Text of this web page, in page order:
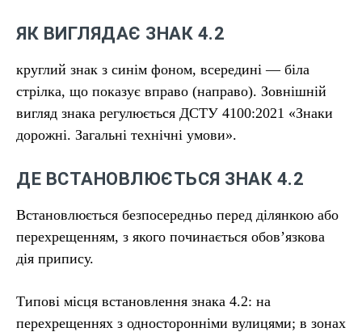
ЯК ВИГЛЯДАЄ ЗНАК 4.2
круглий знак з синім фоном, всередині — біла
стрілка, що показує вправо (направо). Зовнішній
вигляд знака регулюється ДСТУ 4100:2021 «Знаки
дорожні. Загальні технічні умови».
ДЕ ВСТАНОВЛЮЄТЬСЯ ЗНАК 4.2
Встановлюється безпосередньо перед ділянкою або
перехрещенням, з якого починається обов’язкова
дія припису.
Типові місця встановлення знака 4.2: на
перехрещеннях з односторонніми вулицями; в зонах